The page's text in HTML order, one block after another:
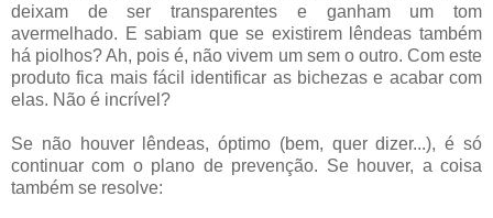
deixam de ser transparentes e ganham um tom
avermelhado. E sabiam que se existirem lêndeas também
há piolhos? Ah, pois é, não vivem um sem o outro. Com este
produto fica mais fácil identificar as bichezas e acabar com
elas. Não é incrível?
Se não houver lêndeas, óptimo (bem, quer dizer...), é só
continuar com o plano de prevenção. Se houver, a coisa
também se resolve: